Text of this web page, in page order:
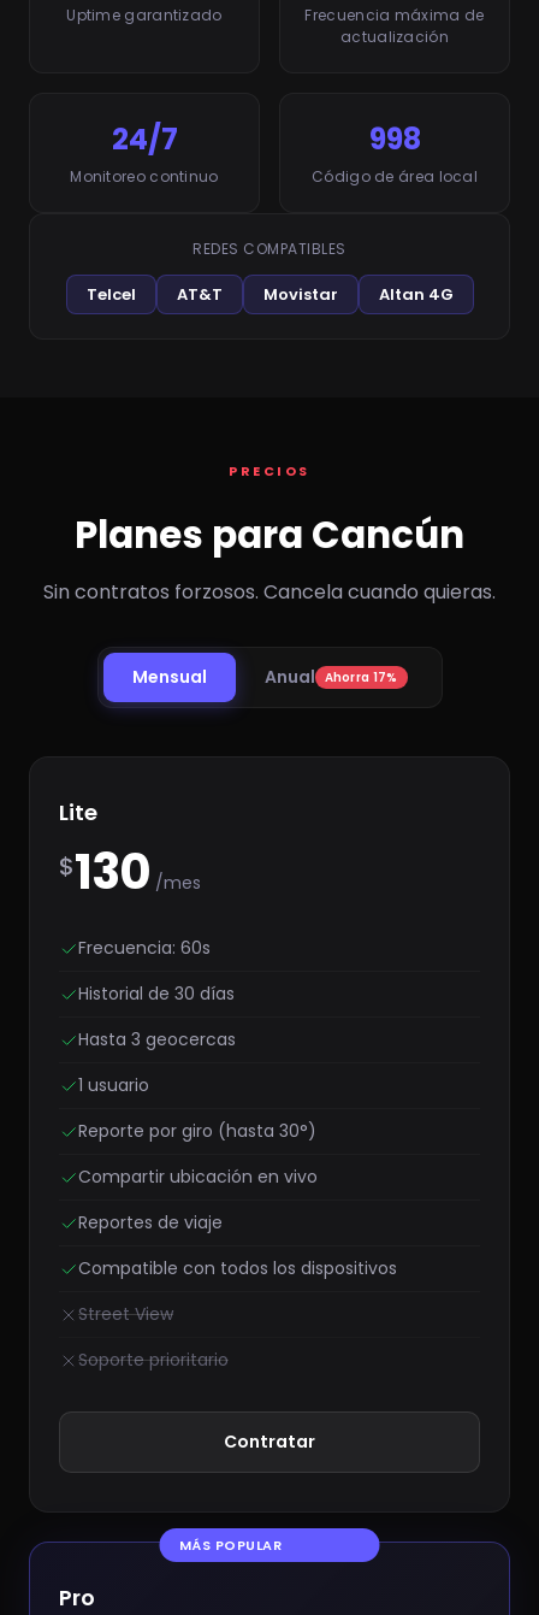
Uptime garantizado
Frecuencia máxima de
actualización
24/7
Monitoreo continuo
998
Código de área local
REDES COMPATIBLES
Telcel AT&T Movistar Altan 4G
PRECIOS
Planes para Cancún
Sin contratos forzosos. Cancela cuando quieras.
Mensual Anual Ahorra 17%
Lite
$130 /mes
Frecuencia: 60s
Historial de 30 días
Hasta 3 geocercas
1 usuario
Reporte por giro (hasta 30°)
Compartir ubicación en vivo
Reportes de viaje
Compatible con todos los dispositivos
Street View
Soporte prioritario
Contratar
MÁS POPULAR
Pro